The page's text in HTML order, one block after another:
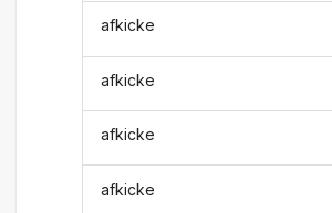
afkicke
afkicke
afkicke
afkicke